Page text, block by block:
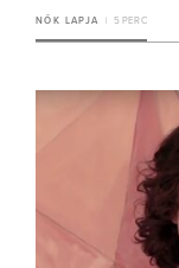
NŐK LAPJA 5 PERC